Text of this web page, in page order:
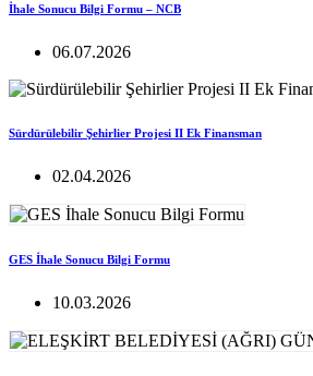
İhale Sonucu Bilgi Formu – NCB
06.07.2026
Sürdürülebilir Şehirlier Projesi II Ek Finansman
02.04.2026
GES İhale Sonucu Bilgi Formu
10.03.2026